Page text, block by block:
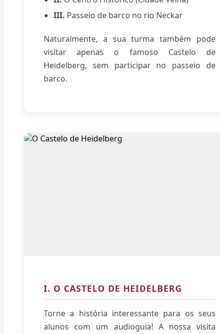
III. Passeio de barco no rio Neckar
Naturalmente, a sua turma também pode
visitar apenas o famoso Castelo de
Heidelberg, sem participar no passeio de
barco.
I. O CASTELO DE HEIDELBERG
Torne a história interessante para os seus
alunos com um audioguia! A nossa visita